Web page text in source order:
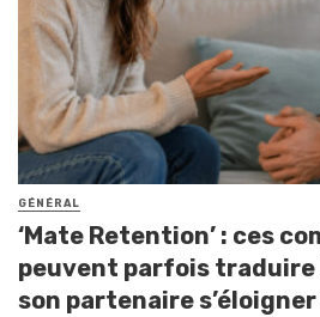
GÉNÉRAL
‘Mate Retention’ : ces
peuvent parfois traduire
son partenaire s’éloigner